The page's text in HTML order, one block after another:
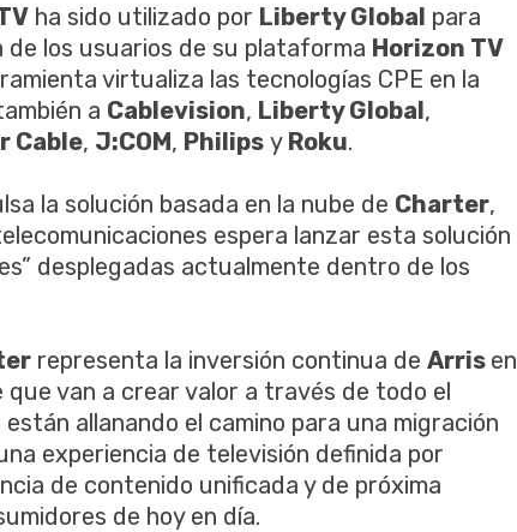
ha sido utilizado por Liberty Global para
de los usuarios de su plataforma Horizon TV
virtualiza las tecnologías CPE en la
a Cablevision, Liberty Global,
Cable, J:COM, Philips y Roku.
la solución basada en la nube de Charter,
espera lanzar esta solución
desplegadas actualmente dentro de los
representa la inversión continua de Arris en
van a crear valor a través de todo el
allanando el camino para una migración
experiencia de televisión definida por
de contenido unificada y de próxima
de hoy en día.